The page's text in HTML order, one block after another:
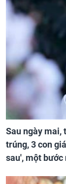
Sau ngày mai,
trúng, 3 con
sau', một